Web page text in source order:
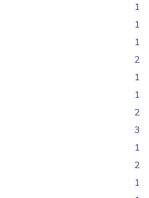
1
1
1
2
1
1
2
3
1
2
1